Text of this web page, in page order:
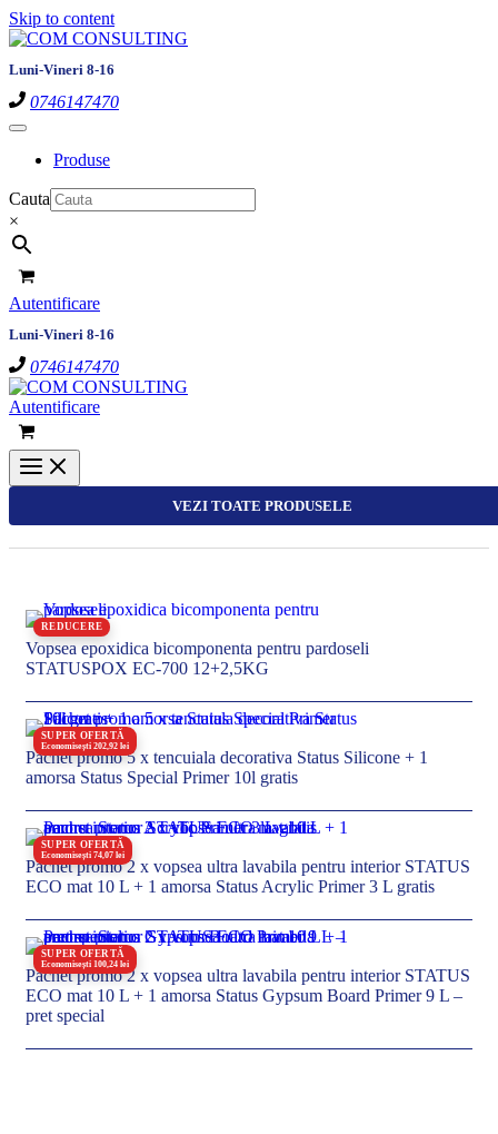
Skip to content
Luni-Vineri 8-16
0746147470
Produse
Cauta
×
Autentificare
Luni-Vineri 8-16
0746147470
Autentificare
VEZI TOATE PRODUSELE
REDUCERE
Vopsea epoxidica bicomponenta pentru pardoseli
STATUSPOX EC-700 12+2,5KG
SUPER OFERTĂ
Economisești 202,92 lei
Pachet promo 5 x tencuiala decorativa Status Silicone + 1
amorsa Status Special Primer 10l gratis
SUPER OFERTĂ
Economisești 74,07 lei
Pachet promo 2 x vopsea ultra lavabila pentru interior STATUS
ECO mat 10 L + 1 amorsa Status Acrylic Primer 3 L gratis
SUPER OFERTĂ
Economisești 100,24 lei
Pachet promo 2 x vopsea ultra lavabila pentru interior STATUS
ECO mat 10 L + 1 amorsa Status Gypsum Board Primer 9 L –
pret special